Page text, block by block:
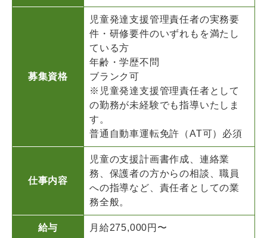
募集資格
児童発達支援管理責任者の実務要
件・研修要件のいずれもを満たし
ている方
年齢・学歴不問
ブランク可
※児童発達支援管理責任者として
の勤務が未経験でも指導いたしま
す。
普通自動車運転免許（AT可）必須
仕事内容
児童の支援計画書作成、連絡業
務、保護者の方からの相談、職員
への指導など、責任者としての業
務全般。
給与 月給275,000円〜